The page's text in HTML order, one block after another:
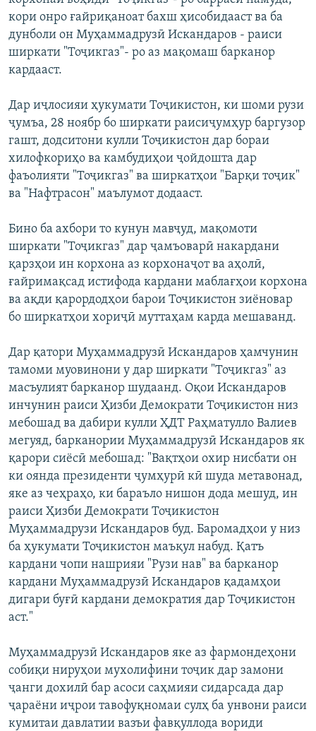
ГУЗОРИШҲОИ РАДИОӢ
Русский
ПАЙГИРӢ КУНЕД
Ҳамаи сомонаҳои RFE/RL
кори онро ғайриқаноат бахш ҳисобидааст ва ба
дунболи он Муҳаммадрузӣ Искандаров - раиси
ширкати "Тоҷикгаз"- ро аз мақомаш барканор
кардааст.
Дар иҷлосияи ҳукумати Тоҷикистон, ки шоми рузи
ҷумъа, 28 ноябр бо ширкати раисиҷумҳур баргузор
гашт, додситони кулли Тоҷикистон дар бораи
хилофкориҳо ва камбудиҳои ҷойдошта дар
фаъолияти "Тоҷикгаз" ва ширкатҳои "Барқи тоҷик"
ва "Нафтрасон" маълумот додааст.
Бино ба ахбори то кунун мавҷуд, мақомоти
ширкати "Тоҷикгаз" дар ҷамъоварӣ накардани
қарзҳои ин корхона аз корхонаҷот ва аҳолӣ,
ғайримақсад истифода кардани маблағҳои корхона
ва ақди қарордодҳои барои Тоҷикистон зиёновар
бо ширкатҳои хориҷӣ муттаҳам карда мешаванд.
Дар қатори Муҳаммадрузӣ Искандаров ҳамчунин
тамоми муовинони у дар ширкати "Тоҷикгаз" аз
масъулият барканор шудаанд. Оқои Искандаров
инчунин раиси Ҳизби Демократи Тоҷикистон низ
мебошад ва дабири кулли ҲДТ Раҳматулло Валиев
мегуяд, барканории Муҳаммадрузӣ Искандаров як
қарори сиёсӣ мебошад: "Вақтҳои охир нисбати он
ки оянда президенти ҷумҳурӣ кӣ шуда метавонад,
яке аз чеҳраҳо, ки бараъло нишон дода мешуд, ин
раиси Ҳизби Демократи Тоҷикистон
Муҳаммадрузи Искандаров буд. Баромадҳои у низ
ба ҳукумати Тоҷикистон маъқул набуд. Қатъ
кардани чопи нашрияи "Рузи нав" ва барканор
кардани Муҳаммадрузӣ Искандаров қадамҳои
дигари буғӣ кардани демократия дар Тоҷикистон
аст."
Муҳаммадрузӣ Искандаров яке аз фармондеҳони
собиқи нируҳои мухолифини тоҷик дар замони
ҷанги дохилӣ бар асоси саҳмияи сидарсада дар
ҷараёни иҷрои тавофуқномаи сулҳ ба унвони раиси
кумитаи давлатии вазъи фавқуллода вориди